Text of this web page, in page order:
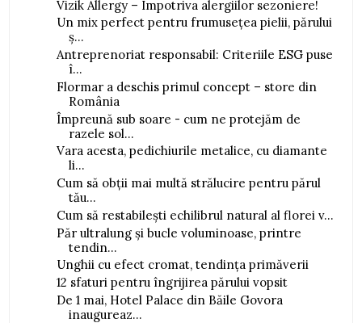
Vizik Allergy – Împotriva alergiilor sezoniere!
Un mix perfect pentru frumusețea pielii, părului
ș...
Antreprenoriat responsabil: Criteriile ESG puse
î...
Flormar a deschis primul concept – store din
România
Împreună sub soare - cum ne protejăm de
razele sol...
Vara acesta, pedichiurile metalice, cu diamante
li...
Cum să obții mai multă strălucire pentru părul
tău...
Cum să restabilești echilibrul natural al florei v...
Păr ultralung și bucle voluminoase, printre
tendin...
Unghii cu efect cromat, tendința primăverii
12 sfaturi pentru îngrijirea părului vopsit
De 1 mai, Hotel Palace din Băile Govora
inaugureaz...